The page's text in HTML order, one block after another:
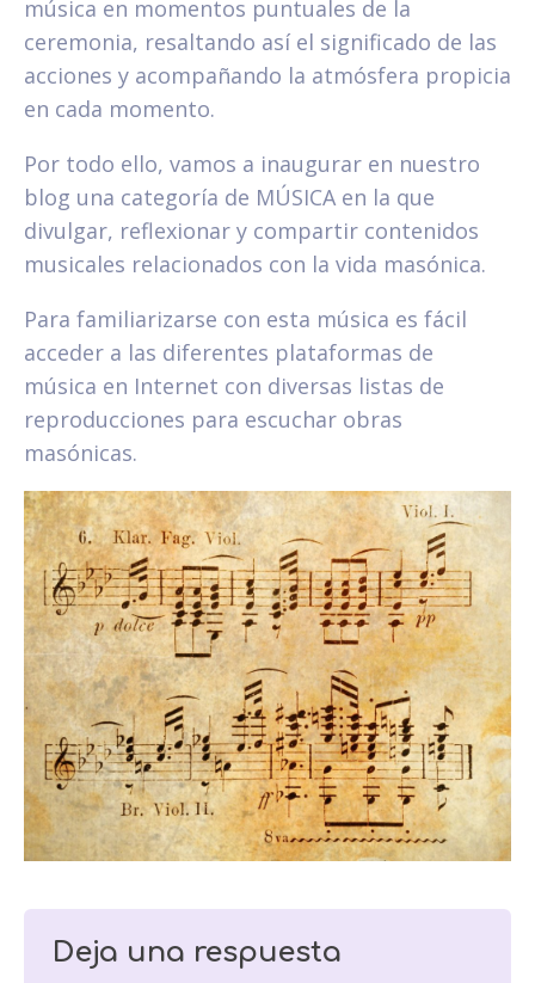
música en momentos puntuales de la
ceremonia, resaltando así el significado de las
acciones y acompañando la atmósfera propicia
en cada momento.
Por todo ello, vamos a inaugurar en nuestro
blog una categoría de MÚSICA en la que
divulgar, reflexionar y compartir contenidos
musicales relacionados con la vida masónica.
Para familiarizarse con esta música es fácil
acceder a las diferentes plataformas de
música en Internet con diversas listas de
reproducciones para escuchar obras
masónicas.
Deja una respuesta